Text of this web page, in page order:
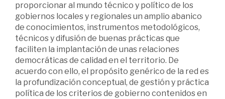
proporcionar al mundo técnico y político de los
gobiernos locales y regionales un amplio abanico
de conocimientos, instrumentos metodológicos,
técnicos y difusión de buenas prácticas que
faciliten la implantación de unas relaciones
democráticas de calidad en el territorio. De
acuerdo con ello, el propósito genérico de la red es
la profundización conceptual, de gestión y práctica
política de los criterios de gobierno contenidos en